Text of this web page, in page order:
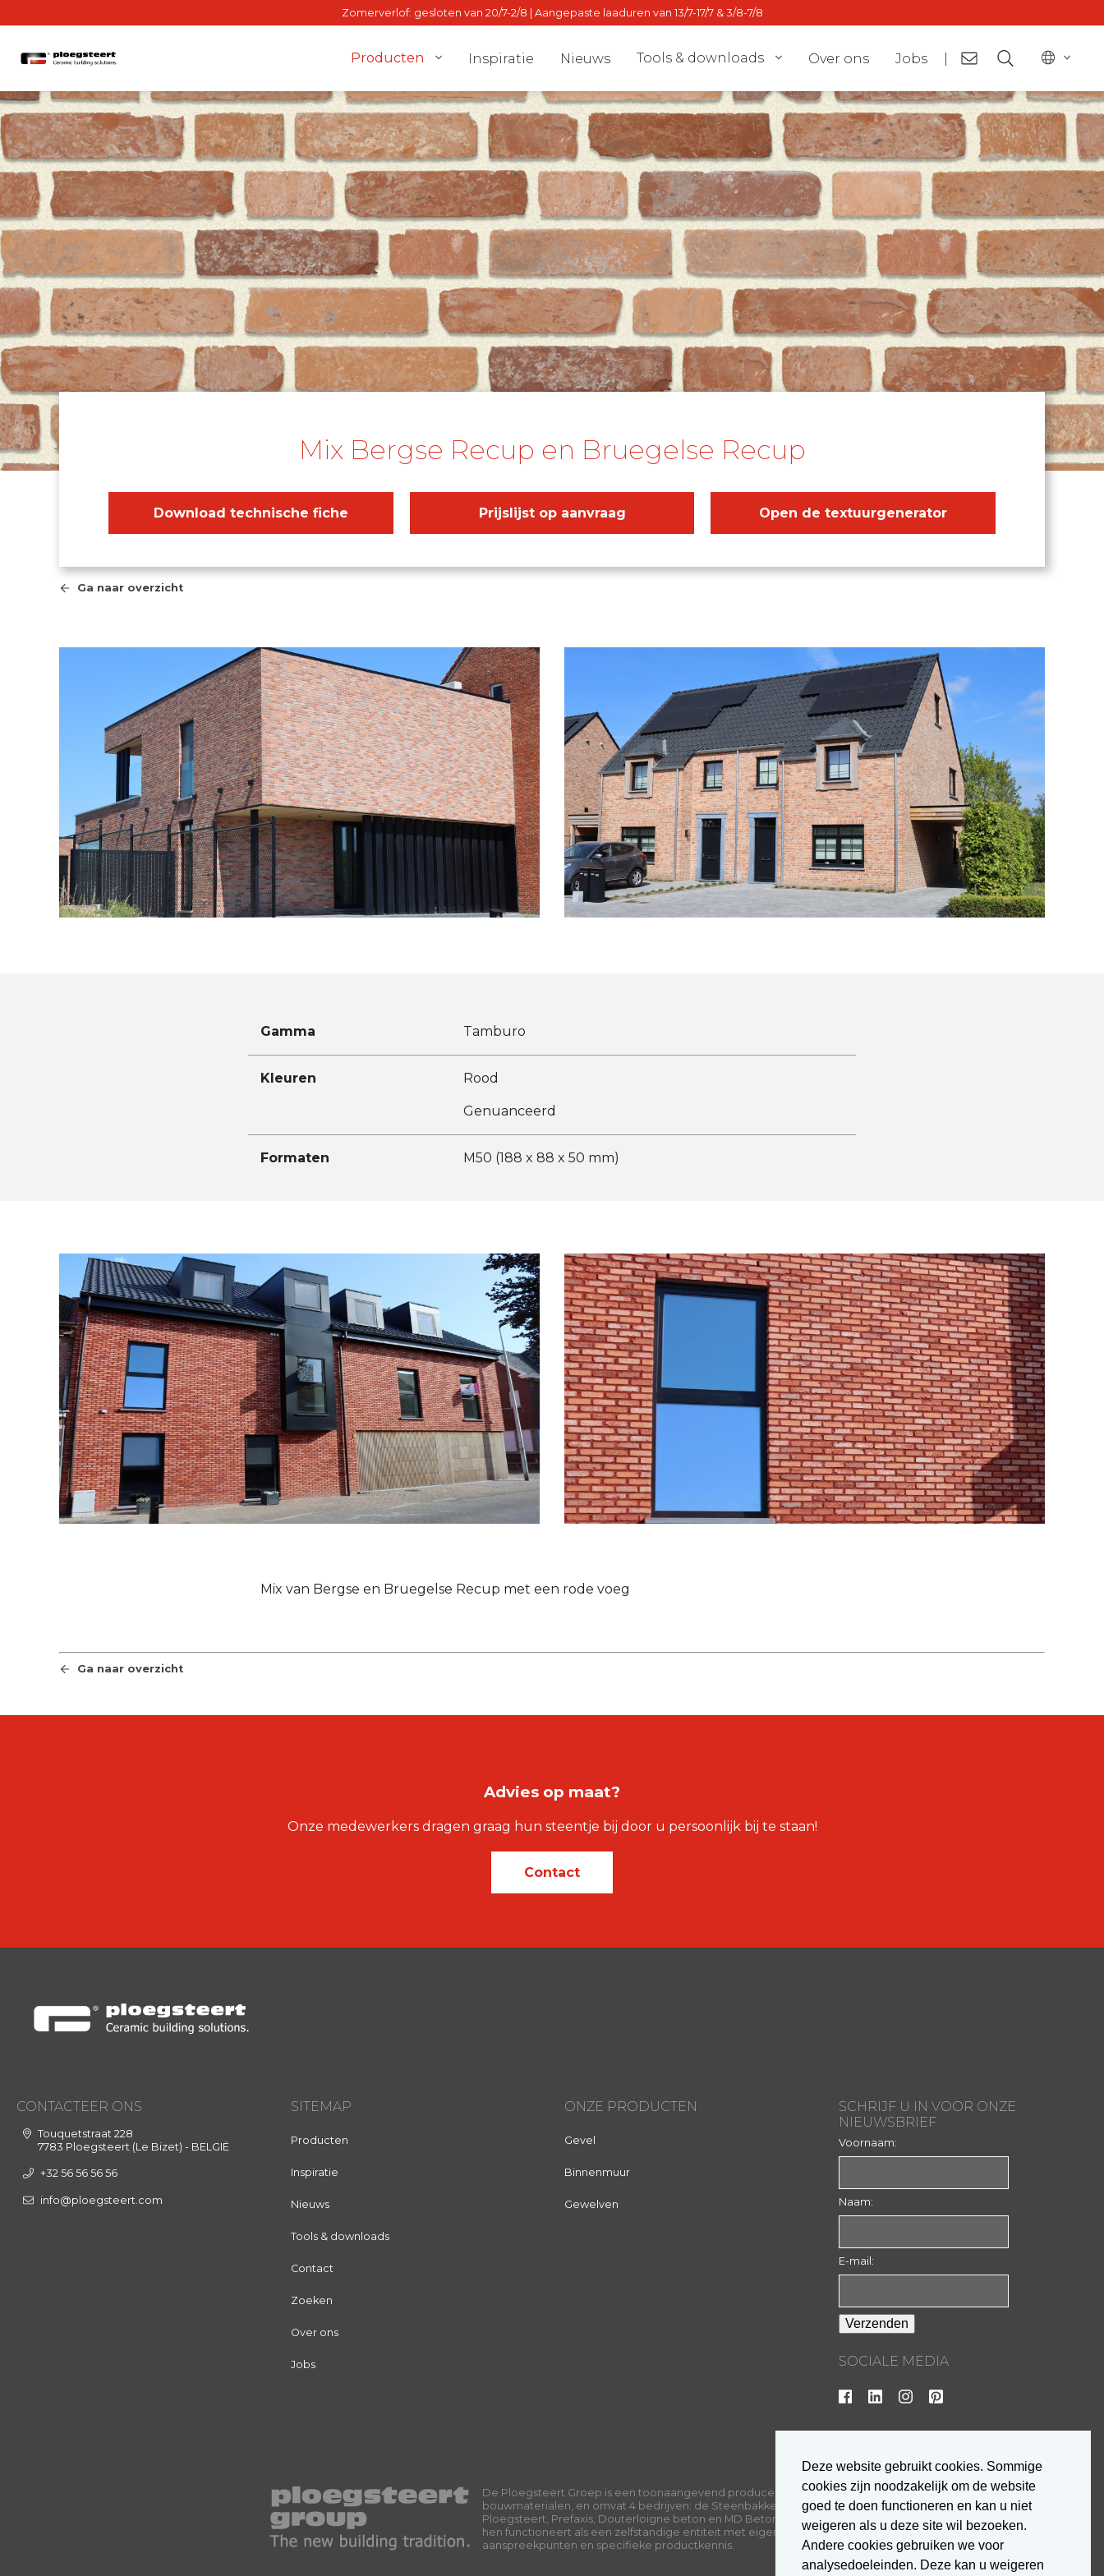
Deze website gebruikt cookies. Sommige
cookies zijn noodzakelijk om de website
goed te doen functioneren en kan u niet
weigeren als u deze site wil bezoeken.
Andere cookies gebruiken we voor
analysedoeleinden. Deze kan u weigeren
Zomerverlof: gesloten van 20/7-2/8 | Aangepaste laaduren van 13/7-17/7 & 3/8-7/8
Producten
Gevel
Binnenmuur
Gewelven
BrIQ-advies
Inspiratie Nieuws Tools & downloads
Dealer locator
Stalton Direct
Over ons Jobs
BE - fr
Mix Bergse Recup en Bruegelse Recup
Download technische fiche Prijslijst op aanvraag Open de textuurgenerator
Ga naar overzicht
Gamma Tamburo
Kleuren Rood
Genuanceerd
Formaten M50 (188 x 88 x 50 mm)
Mix van Bergse en Bruegelse Recup met een rode voeg
Ga naar overzicht
Advies op maat?
Onze medewerkers dragen graag hun steentje bij door u persoonlijk bij te staan!
Contact
CONTACTEER ONS
Touquetstraat 228
7783 Ploegsteert (Le Bizet) - BELGIË
+32 56 56 56 56
info@ploegsteert.com
SITEMAP
Producten
Inspiratie
Nieuws
Tools & downloads
Contact
Zoeken
Over ons
Jobs
ONZE PRODUCTEN
Gevel
Binnenmuur
Gewelven
SCHRIJF U IN VOOR ONZE
NIEUWSBRIEF
Voornaam:
Naam:
E-mail:
SOCIALE MEDIA
De Ploegsteert Groep is een toonaangevend producent van
bouwmaterialen, en omvat 4 bedrijven: de Steenbakkerijen van
Ploegsteert, Prefaxis, Douterloigne beton en MD Beton. Elk van
hen functioneert als een zelfstandige entiteit met eigen
aanspreekpunten en specifieke productkennis.